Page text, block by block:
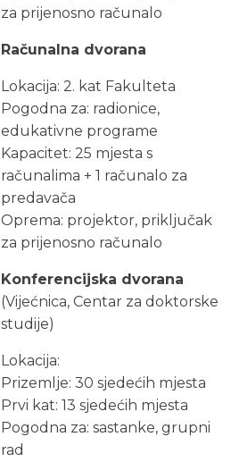
za prijenosno računalo
Računalna dvorana
Lokacija: 2. kat Fakulteta
Pogodna za: radionice,
edukativne programe
Kapacitet: 25 mjesta s
računalima + 1 računalo za
predavača
Oprema: projektor, priključak
za prijenosno računalo
Konferencijska dvorana
(Vijećnica, Centar za doktorske
studije)
Lokacija:
Prizemlje: 30 sjedećih mjesta
Prvi kat: 13 sjedećih mjesta
Pogodna za: sastanke, grupni
rad